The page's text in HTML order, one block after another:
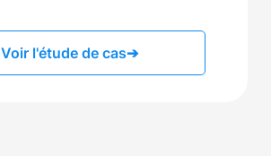
Voir l'étude de cas➔